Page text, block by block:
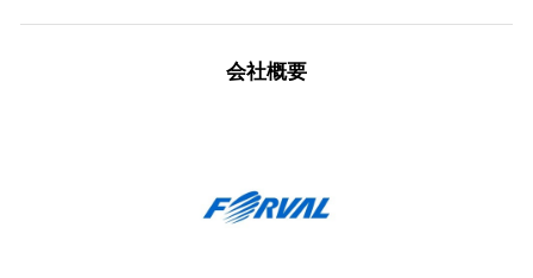
会社概要